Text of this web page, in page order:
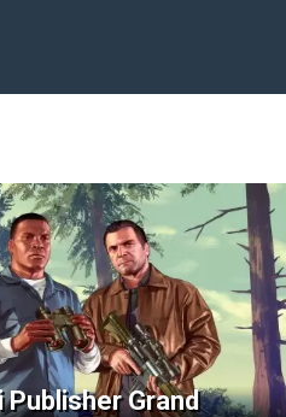
Grand